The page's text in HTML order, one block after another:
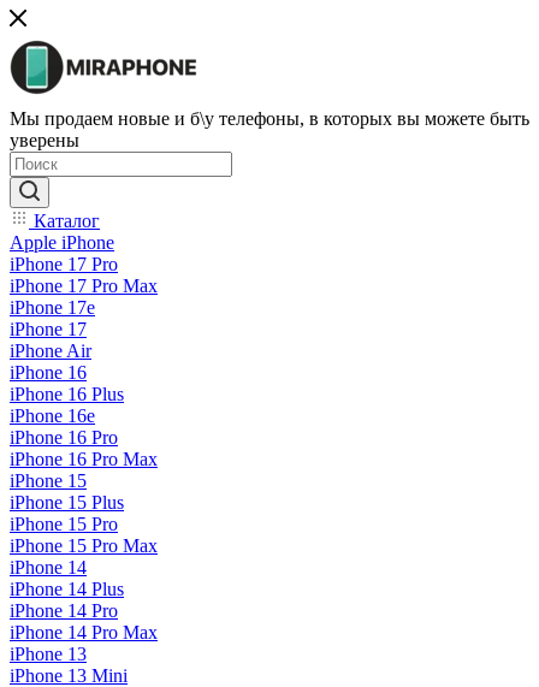
Мы продаем новые и б\у телефоны, в которых вы можете быть
уверены
Каталог
Apple iPhone
iPhone 17 Pro
iPhone 17 Pro Max
iPhone 17e
iPhone 17
iPhone Air
iPhone 16
iPhone 16 Plus
iPhone 16e
iPhone 16 Pro
iPhone 16 Pro Max
iPhone 15
iPhone 15 Plus
iPhone 15 Pro
iPhone 15 Pro Max
iPhone 14
iPhone 14 Plus
iPhone 14 Pro
iPhone 14 Pro Max
iPhone 13
iPhone 13 Mini